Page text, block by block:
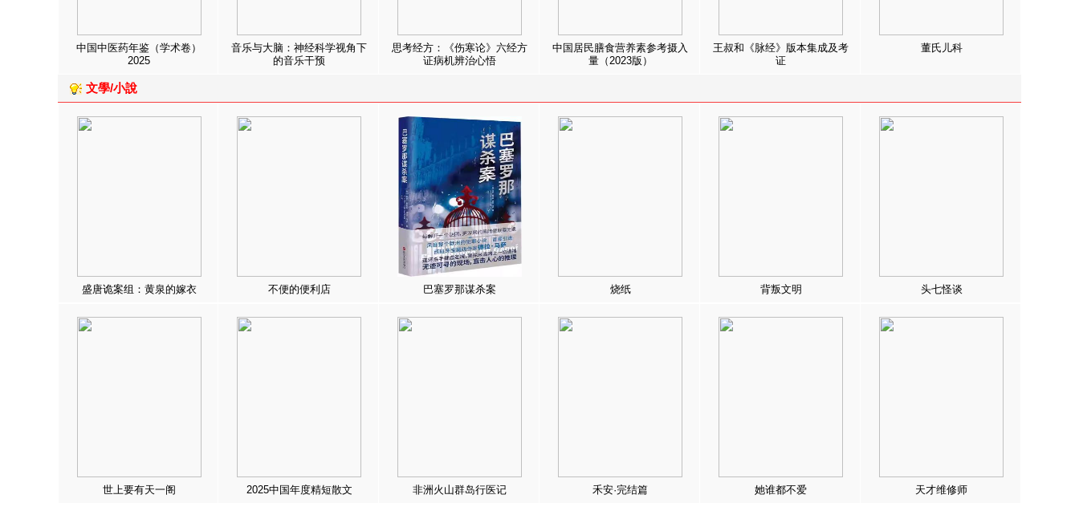
中国中医药年鉴（学术卷）
2025
音乐与大脑：神经科学视角下
的音乐干预
思考经方：《伤寒论》六经方
证病机辨治心悟
中国居民膳食营养素参考摄入
量（2023版）
王叔和《脉经》版本集成及考
证
董氏儿科
文學/小說
盛唐诡案组：黄泉的嫁衣 不便的便利店 巴塞罗那谋杀案 烧纸 背叛文明 头七怪谈
世上要有天一阁 2025中国年度精短散文 非洲火山群岛行医记 禾安·完结篇 她谁都不爱 天才维修师